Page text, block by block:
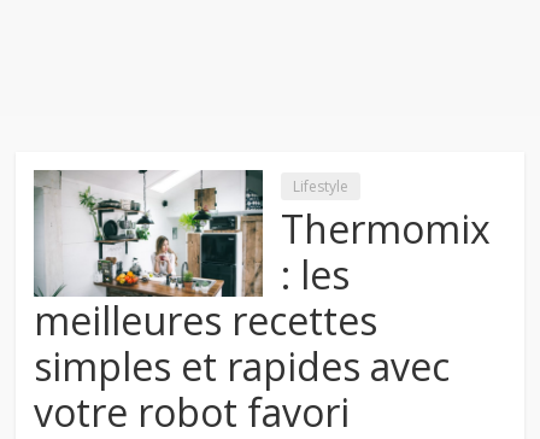
Lifestyle
Thermomix
: les
meilleures recettes
simples et rapides avec
votre robot favori